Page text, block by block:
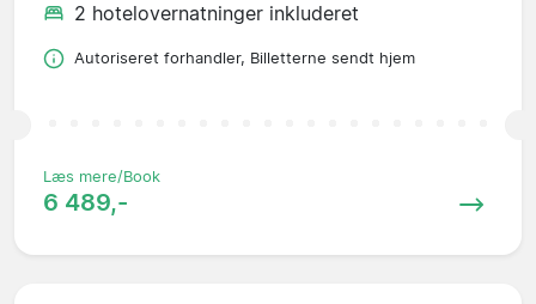
2 hotelovernatninger inkluderet
Autoriseret forhandler, Billetterne sendt hjem
Læs mere/Book
6 489,-